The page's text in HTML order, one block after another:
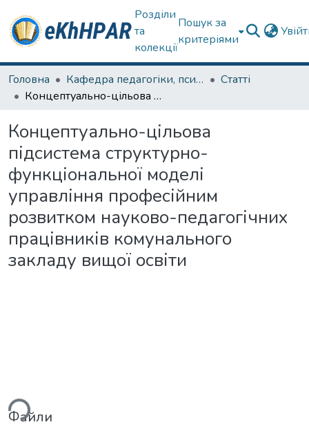
Розділи
та
колекції
Пошук за
критеріями
Головна Кафедра педагогіки, психології, початкової освіти та освітнього менеджменту
Статті
Концептуально-цільова підсистема структурно-функціональної моделі управління професійним розвитком науково-педагогічних працівників комунального закладу вищої освіти
Концептуально-цільова
підсистема структурно-
функціональної моделі
управління професійним
розвитком науково-педагогічних
працівників комунального
закладу вищої освіти
Файли